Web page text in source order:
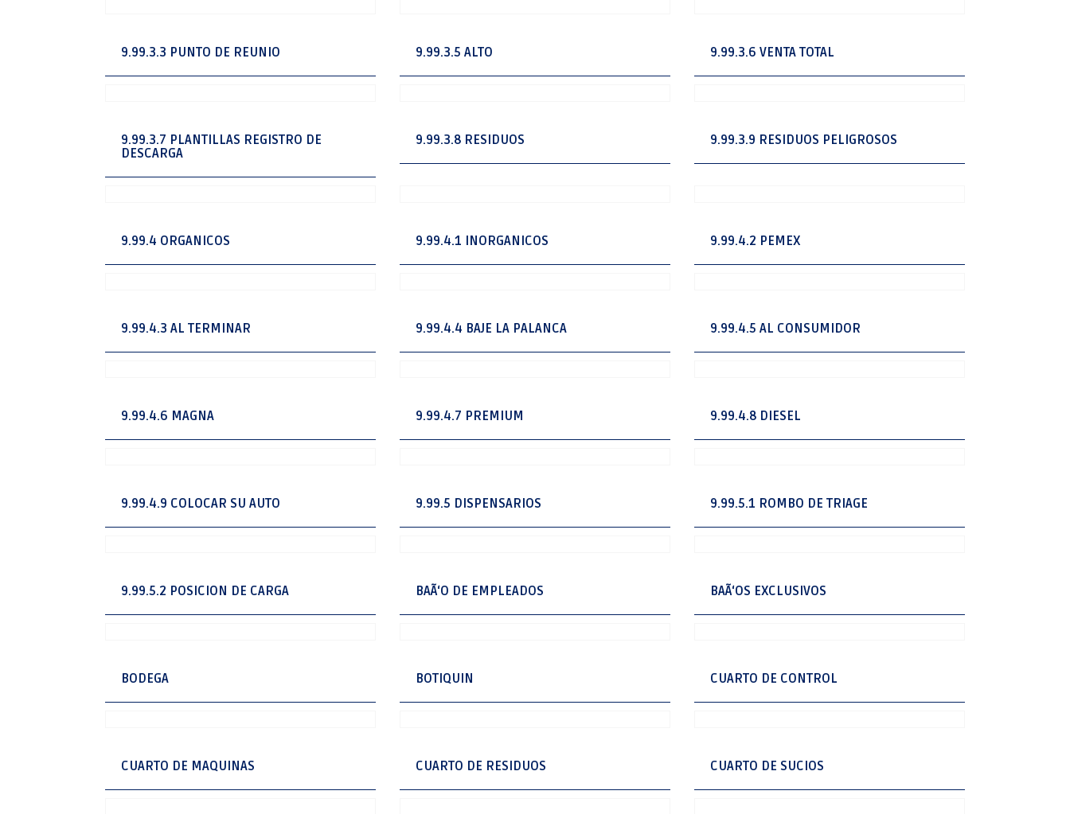
9.99.3.3 PUNTO DE REUNIO 9.99.3.5 ALTO 9.99.3.6 VENTA TOTAL
9.99.3.7 PLANTILLAS REGISTRO DE
DESCARGA
9.99.3.8 RESIDUOS 9.99.3.9 RESIDUOS PELIGROSOS
9.99.4 ORGANICOS 9.99.4.1 INORGANICOS 9.99.4.2 PEMEX
9.99.4.3 AL TERMINAR 9.99.4.4 BAJE LA PALANCA 9.99.4.5 AL CONSUMIDOR
9.99.4.6 MAGNA 9.99.4.7 PREMIUM 9.99.4.8 DIESEL
9.99.4.9 COLOCAR SU AUTO 9.99.5 DISPENSARIOS 9.99.5.1 ROMBO DE TRIAGE
9.99.5.2 POSICION DE CARGA BAÃ‘O DE EMPLEADOS BAÃ‘OS EXCLUSIVOS
BODEGA BOTIQUIN CUARTO DE CONTROL
CUARTO DE MAQUINAS CUARTO DE RESIDUOS CUARTO DE SUCIOS